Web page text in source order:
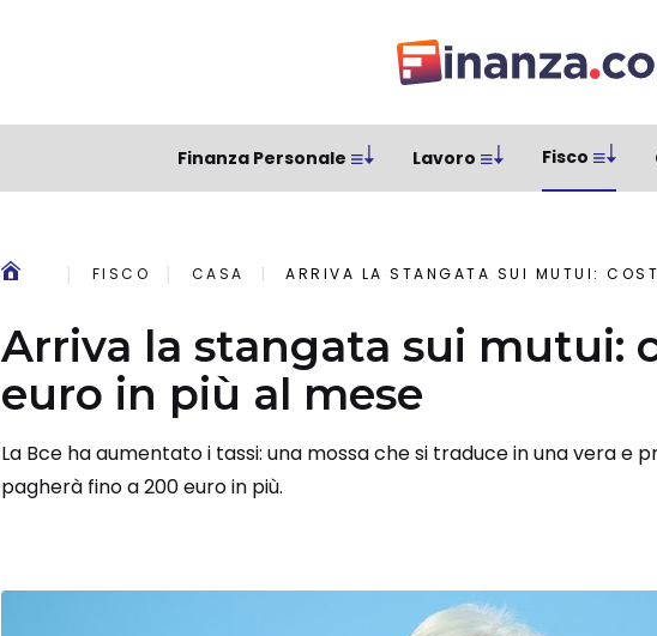
Finanza Personale Lavoro Fisco
FISCO CASA ARRIVA LA STANGATA SUI MUTUI:
Arriva la stangata sui mutui:
euro in più al mese
La Bce ha aumentato i tassi: una mossa che si traduce in una vera e
pagherà fino a 200 euro in più.